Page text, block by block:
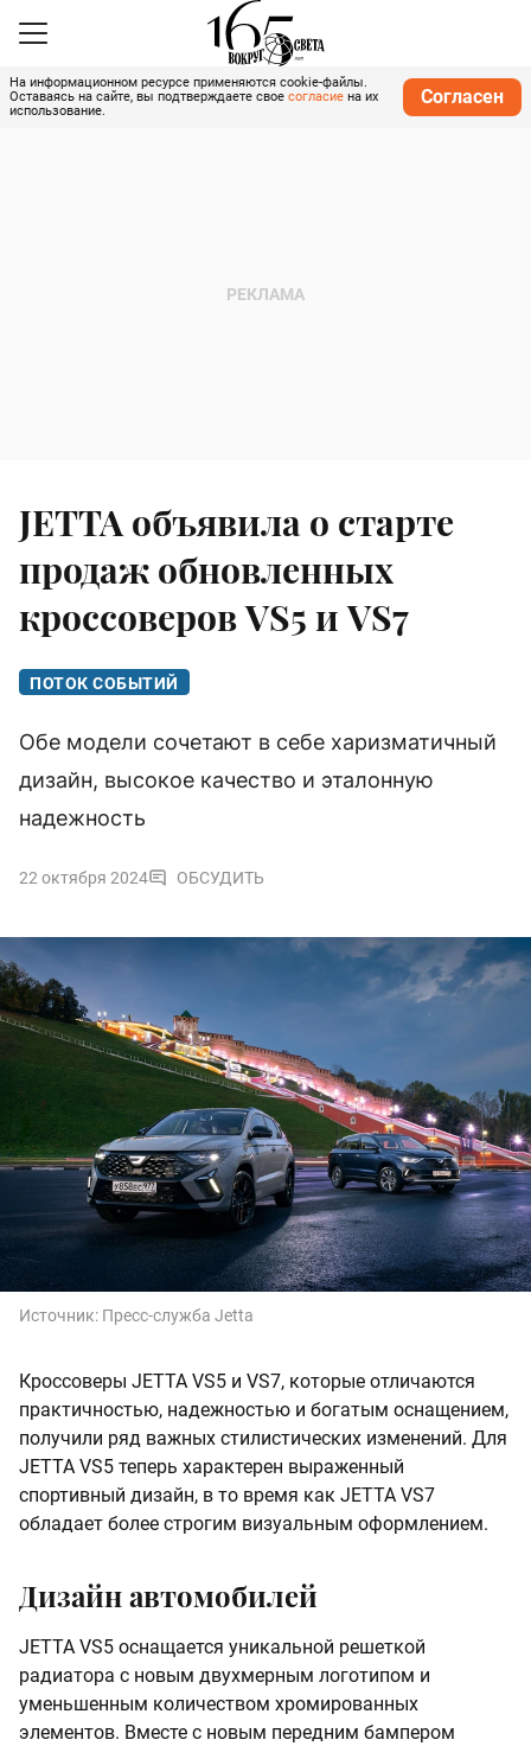
На информационном ресурсе применяются cookie-файлы.
Оставаясь на сайте, вы подтверждаете свое согласие на их
использование.
Согласен
JETTA объявила о старте
продаж обновленных
кроссоверов VS5 и VS7
ПОТОК СОБЫТИЙ
Обе модели сочетают в себе харизматичный
дизайн, высокое качество и эталонную
надежность
22 октября 2024 ОБСУДИТЬ
Источник: Пресс-служба Jetta
Кроссоверы JETTA VS5 и VS7, которые отличаются
практичностью, надежностью и богатым оснащением,
получили ряд важных стилистических изменений. Для
JETTA VS5 теперь характерен выраженный
спортивный дизайн, в то время как JETTA VS7
обладает более строгим визуальным оформлением.
Дизайн автомобилей
JETTA VS5 оснащается уникальной решеткой
радиатора с новым двухмерным логотипом и
уменьшенным количеством хромированных
элементов. Вместе с новым передним бампером